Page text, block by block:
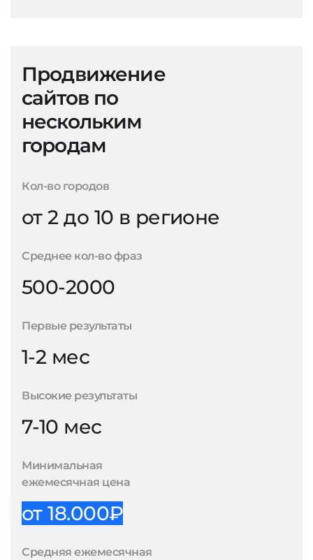
Продвижение
сайтов по
нескольким
городам
Кол-во городов
от 2 до 10 в регионе
Среднее кол-во фраз
500-2000
Первые результаты
1-2 мес
Высокие результаты
7-10 мес
Минимальная
ежемесячная цена
от 18.000₽
Средняя ежемесячная